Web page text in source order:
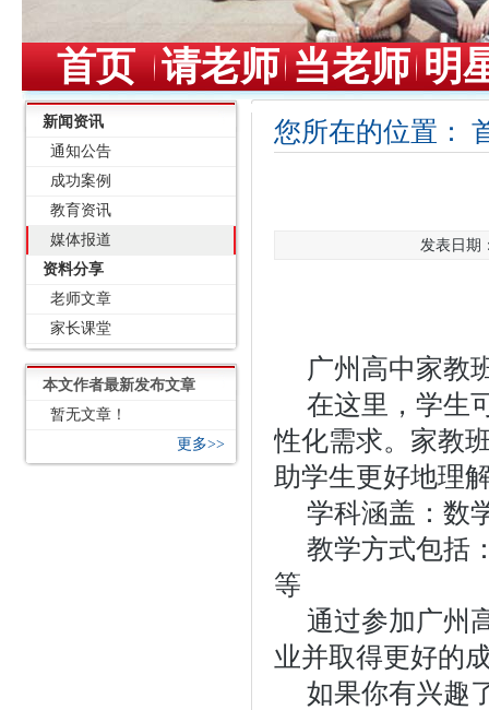
首页 请老师 当老师 明
新闻资讯
通知公告
成功案例
教育资讯
媒体报道
资料分享
老师文章
家长课堂
本文作者最新发布文章
暂无文章！
更多>>
您所在的位置：
发表日期
广州高中家教
在这里，学生
性化需求。家教
助学生更好地理
学科涵盖：数
教学方式包括
等
通过参加广州
业并取得更好的
如果你有兴趣